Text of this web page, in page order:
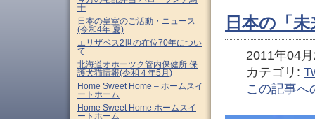
日本の「
2011年04
カテゴリ:
この記事へ
十
日本の皇室のご活動・ニュース
(令和4年 夏)
エリザベス2世の在位70年につい
て
北海道オホーツク管内保健所 保
護犬猫情報(令和４年5月)
Home Sweet Home – ホームスイ
ートホーム
Home Sweet Home ホームスイ
ートホーム